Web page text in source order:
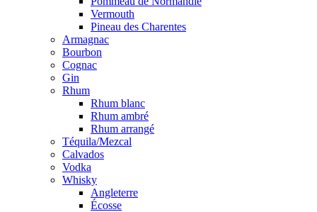
Vermouth
Pineau des Charentes
Armagnac
Bourbon
Cognac
Gin
Rhum
Rhum blanc
Rhum ambré
Rhum arrangé
Téquila/Mezcal
Calvados
Vodka
Whisky
Angleterre
Écosse